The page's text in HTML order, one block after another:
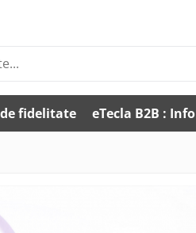
fidelitate eTecla B2B : Info